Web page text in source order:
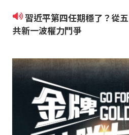
習近平第四任期穩了？從五中全會解析中
共新一波權力鬥爭